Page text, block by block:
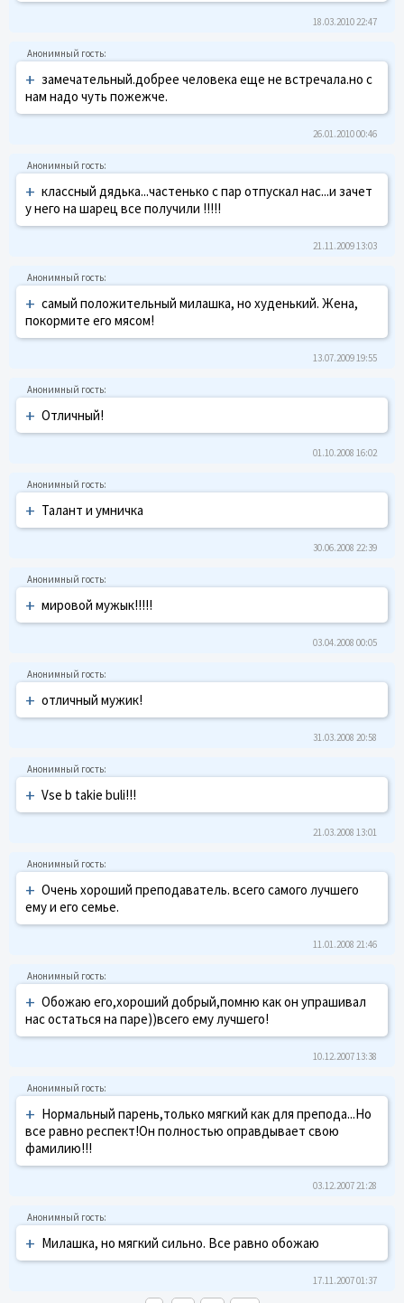
18.03.2010 22:47
+ замечательный.добрее человека еще не встречала.но с
нам надо чуть пожежче.
26.01.2010 00:46
+ классный дядька...частенько с пар отпускал нас...и зачет
у него на шарец все получили !!!!!
21.11.2009 13:03
+ самый положительный милашка, но худенький. Жена,
покормите его мясом!
13.07.2009 19:55
+ Отличный!
01.10.2008 16:02
+ Талант и умничка
30.06.2008 22:39
+ мировой мужык!!!!!
03.04.2008 00:05
+ отличный мужик!
31.03.2008 20:58
+ Vse b takie buli!!!
21.03.2008 13:01
+ Очень хороший преподаватель. всего самого лучшего
ему и его семье.
11.01.2008 21:46
+ Обожаю его,хороший добрый,помню как он упрашивал
нас остаться на паре))всего ему лучшего!
10.12.2007 13:38
+ Нормальный парень,только мягкий как для препода...Но
все равно респект!Он полностью оправдывает свою
фамилию!!!
03.12.2007 21:28
+ Милашка, но мягкий сильно. Все равно обожаю
17.11.2007 01:37